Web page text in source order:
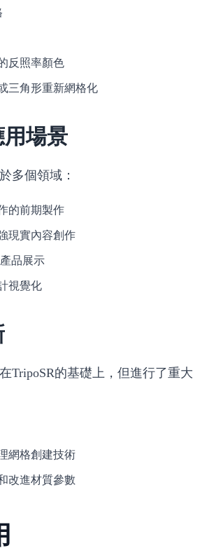
反照率顏色
三角形重新網格化
用場景
多個領域：
的前期製作
現實內容創作
品展示
視覺化
TripoSR的基礎上，但進行了重大
網格創建技術
改進材質參數